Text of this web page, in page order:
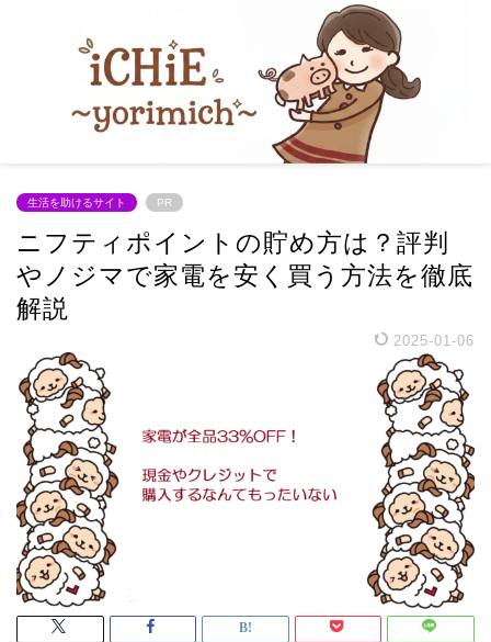
生活を助けるサイト PR
ニフティポイントの貯め方は？評判
やノジマで家電を安く買う方法を徹底
解説
2025-01-06